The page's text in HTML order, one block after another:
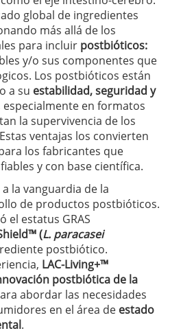
global de ingredientes
más allá de los
para incluir postbióticos:
y/o sus componentes que
Los postbióticos están
a su estabilidad, seguridad y
especialmente en formatos
la supervivencia de los
ventajas los convierten
los fabricantes que
y con base científica.
la vanguardia de la
de productos postbióticos.
el estatus GRAS
(L. paracasei
postbiótico.
LAC-Living+™
postbiótica de la
abordar las necesidades
en el área de estado
.